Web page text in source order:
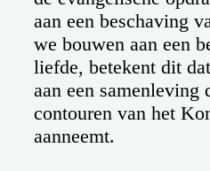
aan een beschaving
we bouwen aan een
liefde, betekent dit
aan een samenleving
contouren van het
aanneemt.